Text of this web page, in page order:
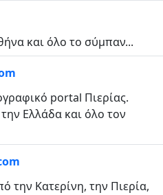
και όλο το σύμπαν...
portal Πιερίας.
Ελλάδα και όλο τον
την Κατερίνη, την Πιερία,